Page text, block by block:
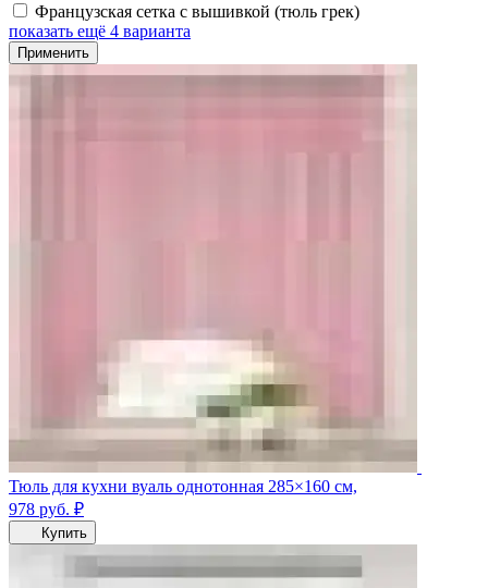
Французская сетка с вышивкой (тюль грек)
показать ещё 4 варианта
Применить
Тюль для кухни вуаль однотонная 285×160 см,
978 руб. ₽
Купить